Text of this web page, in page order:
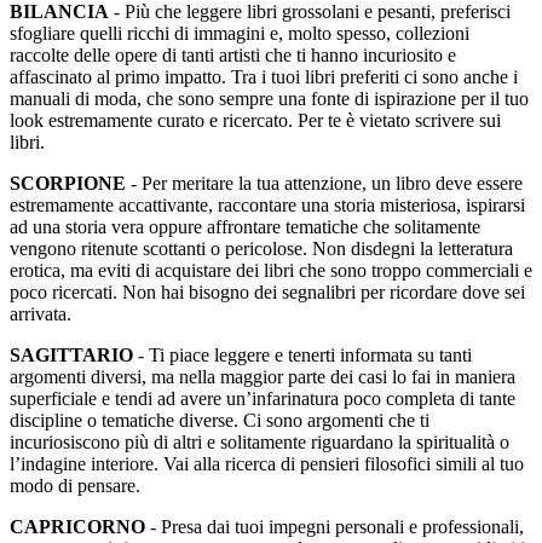
BILANCIA - Più che leggere libri grossolani e pesanti, preferisci
sfogliare quelli ricchi di immagini e, molto spesso, collezioni
raccolte delle opere di tanti artisti che ti hanno incuriosito e
affascinato al primo impatto. Tra i tuoi libri preferiti ci sono anche i
manuali di moda, che sono sempre una fonte di ispirazione per il tuo
look estremamente curato e ricercato. Per te è vietato scrivere sui
libri.
SCORPIONE - Per meritare la tua attenzione, un libro deve essere
estremamente accattivante, raccontare una storia misteriosa, ispirarsi
ad una storia vera oppure affrontare tematiche che solitamente
vengono ritenute scottanti o pericolose. Non disdegni la letteratura
erotica, ma eviti di acquistare dei libri che sono troppo commerciali e
poco ricercati. Non hai bisogno dei segnalibri per ricordare dove sei
arrivata.
SAGITTARIO - Ti piace leggere e tenerti informata su tanti
argomenti diversi, ma nella maggior parte dei casi lo fai in maniera
superficiale e tendi ad avere un’infarinatura poco completa di tante
discipline o tematiche diverse. Ci sono argomenti che ti
incuriosiscono più di altri e solitamente riguardano la spiritualità o
l’indagine interiore. Vai alla ricerca di pensieri filosofici simili al tuo
modo di pensare.
CAPRICORNO - Presa dai tuoi impegni personali e professionali,